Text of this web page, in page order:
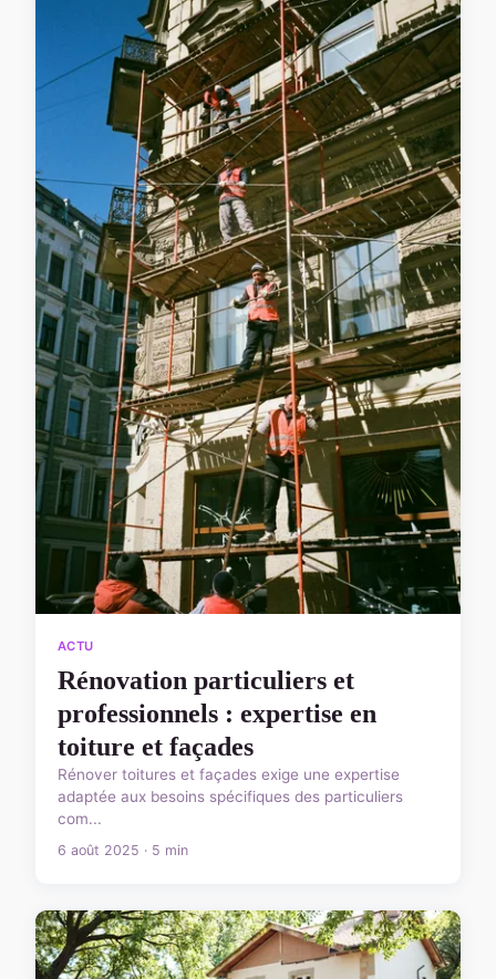
ACTU
Rénovation particuliers et
professionnels : expertise en
toiture et façades
Rénover toitures et façades exige une expertise
adaptée aux besoins spécifiques des particuliers
com...
6 août 2025 · 5 min